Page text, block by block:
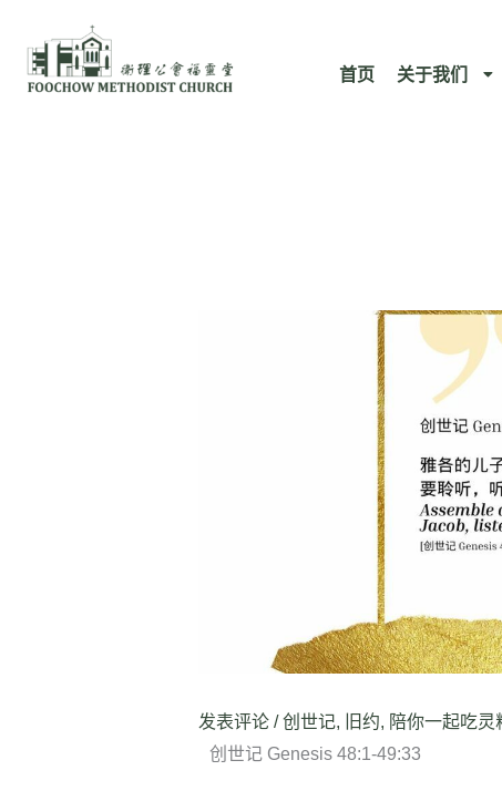
首页 关于我们
发表评论 /创世记, 旧约, 陪你一起吃灵
创世记 Genesis 48:1-49:33